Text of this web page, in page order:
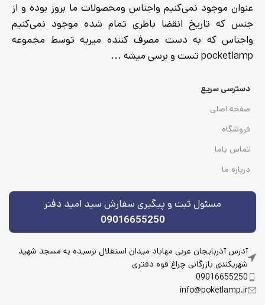
عنوان موجود نمی‌کنیم واجناس ومحصولات ما بروز بوده و از
جنس که تاریخ انقضا باطری تمام شده موجود نمی‌کنیم
واجناس که به دست مصرف کننده میریه توسط مجموعه
pocketlamp تست و برسی میشه ...
دسترسی سریع
صفحه اصلی
فروشگاه
تماس باما
درباره ما
مسئول ثبت و پیگیری سفارش سید امید دفتر
09016655250
آدرس آذربایجان غربی مهاباد میدان استقلال نرسیده به مسجد شهید
شهریکندی بازرگانی چراغ قوه دفتری
09016655250
info@poketlamp.ir